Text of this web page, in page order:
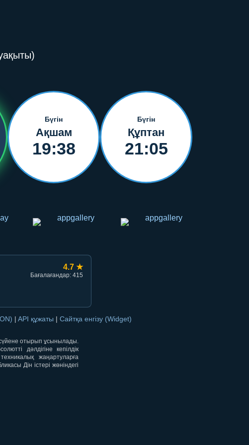
Бүгін
Ақшам
19:38
Бүгін
Құптан
21:05
4.7 ★
Бағалағандар: 415
| API құжаты | Сайтқа енгізу (Widget)
отырып ұсынылады.
дәлдігіне кепілдік
жаңартуларға
Дін істері жөніндегі